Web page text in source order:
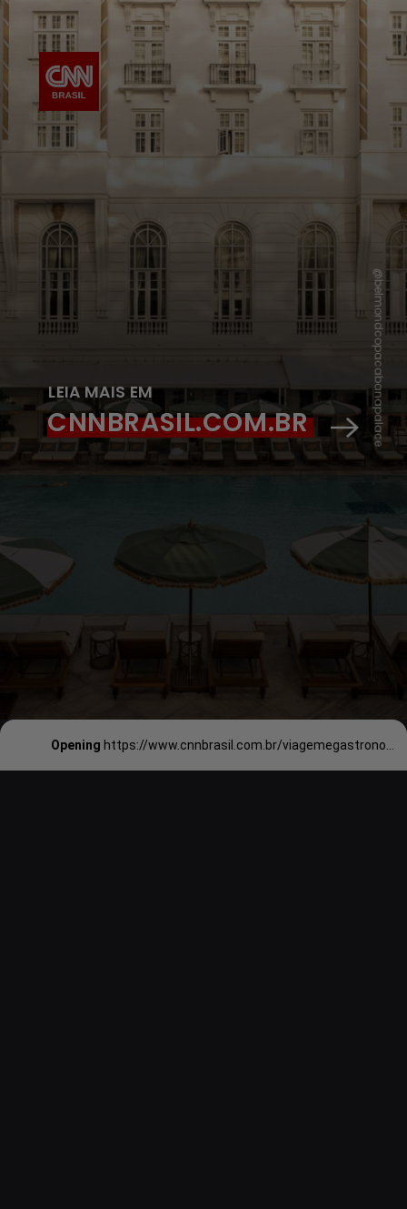
LEIA MAIS EM
CNNBRASIL.COM.BR @belmondcopacabanapalace
Opening https://www.cnnbrasil.com.br/viagemegastronomia/viagem/os-melhores-hoteis-do-rio-de-janeiro-para-quem-vai-ao-show-da-madonna/